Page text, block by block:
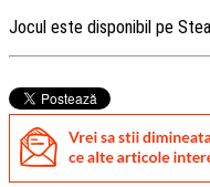
Jocul este disponibil pe